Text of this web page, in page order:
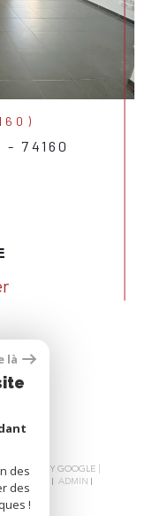
- 74160
BY GOOGLE |
LÉGALES
ADMIN
là
des
des
!